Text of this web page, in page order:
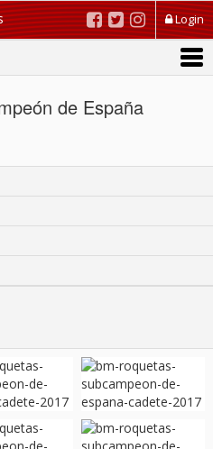
Login
de España